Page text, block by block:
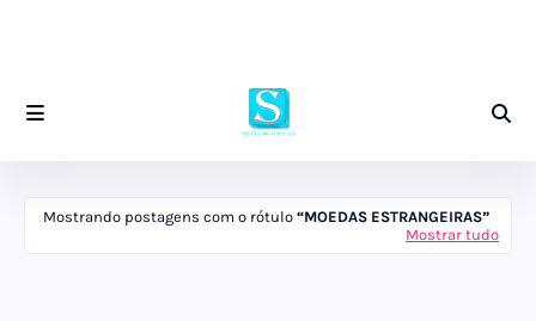
Mostrando postagens com o rótulo
MOEDAS ESTRANGEIRAS
Mostrar tudo